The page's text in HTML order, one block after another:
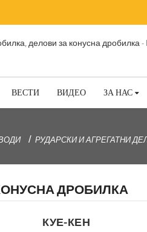
ВЕСТИ ВИДЕО ЗА НАС
РУДАРСКИ И АГРЕГАТНИ
ДРОБИЛКА
КУЕ-КЕН